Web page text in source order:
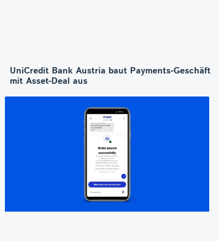
UniCredit Bank Austria baut Payments-Geschäft
mit Asset-Deal aus